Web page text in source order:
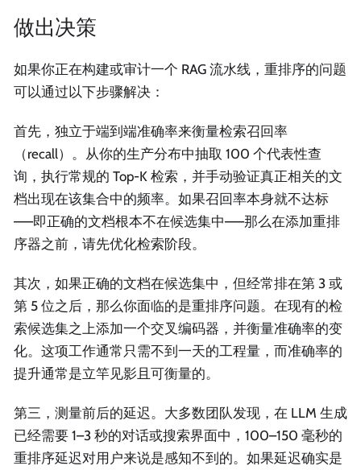
做出决策
如果你正在构建或审计一个 RAG 流水线，重排序的问题
可以通过以下步骤解决：
首先，独立于端到端准确率来衡量检索召回率
（recall）。从你的生产分布中抽取 100 个代表性查
询，执行常规的 Top-K 检索，并手动验证真正相关的文
档出现在该集合中的频率。如果召回率本身就不达标
——即正确的文档根本不在候选集中——那么在添加重排
序器之前，请先优化检索阶段。
其次，如果正确的文档在候选集中，但经常排在第 3 或
第 5 位之后，那么你面临的是重排序问题。在现有的检
索候选集之上添加一个交叉编码器，并衡量准确率的变
化。这项工作通常只需不到一天的工程量，而准确率的
提升通常是立竿见影且可衡量的。
第三，测量前后的延迟。大多数团队发现，在 LLM 生成
已经需要 1–3 秒的对话或搜索界面中，100–150 毫秒的
重排序延迟对用户来说是感知不到的。如果延迟确实是